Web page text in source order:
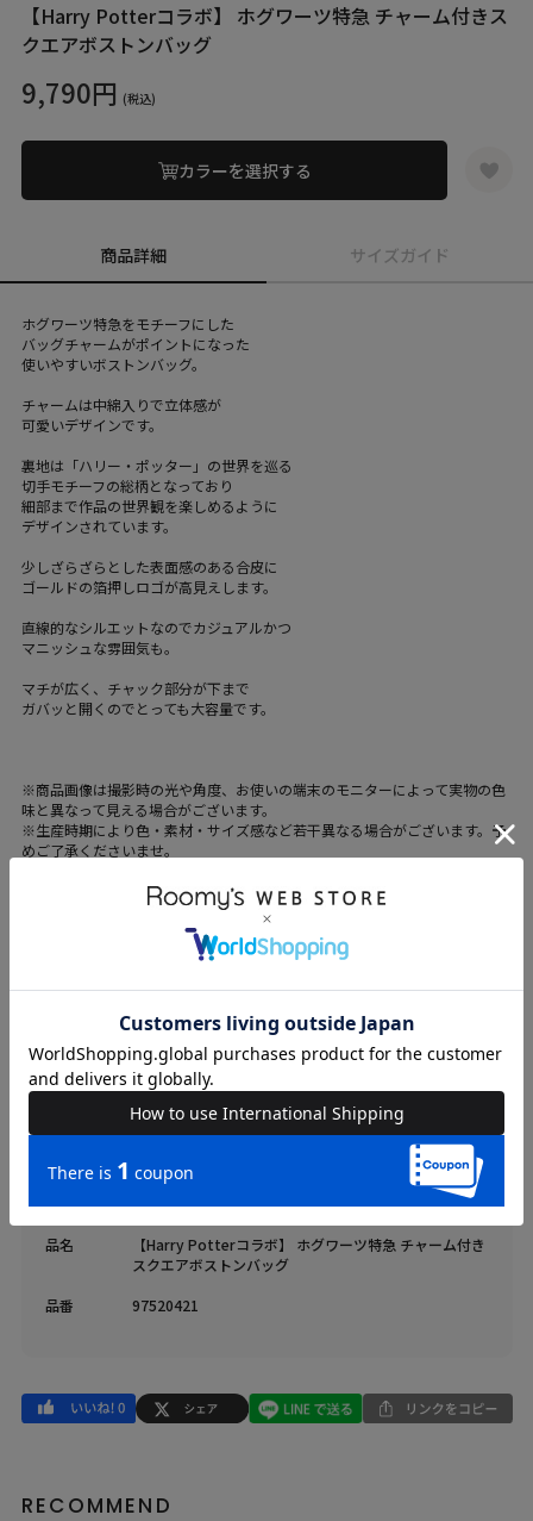
【Harry Potterコラボ】 ホグワーツ特急 チャーム付きス
クエアボストンバッグ
9,790円 (税込)
カラーを選択する
商品詳細 サイズガイド
ホグワーツ特急をモチーフにした
バッグチャームがポイントになった
使いやすいボストンバッグ。
チャームは中綿入りで立体感が
可愛いデザインです。
裏地は「ハリー・ポッター」の世界を巡る
切手モチーフの総柄となっており
細部まで作品の世界観を楽しめるように
デザインされています。
少しざらざらとした表面感のある合皮に
ゴールドの箔押しロゴが高見えします。
直線的なシルエットなのでカジュアルかつ
マニッシュな雰囲気も。
マチが広く、チャック部分が下まで
ガバッと開くのでとっても大容量です。
※商品画像は撮影時の光や角度、お使いの端末のモニターによって実物の色
味と異なって見える場合がございます。
※生産時期により色・素材・サイズ感など若干異なる場合がございます。予
めご了承くださいませ。
※セールは予告なく終了させていただく場合がございます。
カテゴリ
WOMENS > バッグ > ボストンバッグ
素材
合成皮革
中国
送料
返品・交換
返品特約
品名
【Harry Potterコラボ】 ホグワーツ特急 チャーム付き
スクエアボストンバッグ
品番
97520421
RECOMMEND